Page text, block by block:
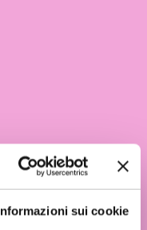
sui cookie